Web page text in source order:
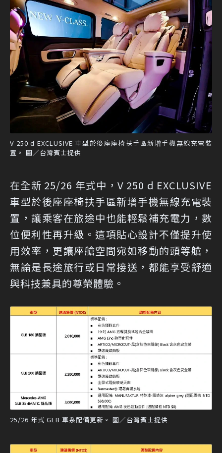
V 250 d EXCLUSIVE 車型於後座座椅扶手區新增手機無線充電裝
置。 圖／台灣賓士提供
在全新 25/26 年式中，V 250 d EXCLUSIVE
車型於後座座椅扶手區新增手機無線充電裝
置，讓乘客在旅途中也能輕鬆補充電力，數
位便利性再升級。這項貼心設計不僅提升使
用效率，更讓座艙空間宛如移動的頭等艙，
無論是長途旅行或日常接送，都能享受舒適
與科技兼具的尊榮體驗。
25/26 年式 GLB 車系配備更新。 圖／台灣賓士提供